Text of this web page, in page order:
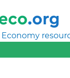
Economy